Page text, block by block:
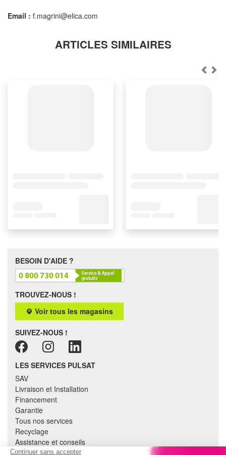
Email : f.magrini@elica.com
ARTICLES SIMILAIRES
BESOIN D'AIDE ?
TROUVEZ-NOUS !
Voir tous les magasins
SUIVEZ-NOUS !
LES SERVICES PULSAT
SAV
Livraison et Installation
Financement
Garantie
Tous nos services
Recyclage
Assistance et conseils
Cuisine équipée